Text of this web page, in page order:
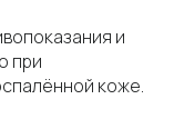
и
при
коже.